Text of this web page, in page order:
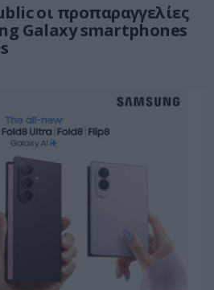
οι προπαραγγελίες
Galaxy smartphones